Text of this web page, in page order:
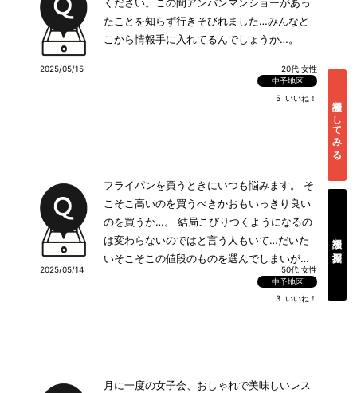
相談をしてみる
相談を深掘り
ください。この間アンパンマンショーがあっ
たことを知らず行きそびれました…みんなど
こから情報手に入れてるんでしょうか…。
2025/05/15
20代 女性
中予地区
5 いいね！
フライパンを買うときにいつも悩みます。 そ
こそこ高いのを買うべきかおもいっきり良い
のを買うか…。 結局こびりつくようになるの
は変わらないのではと言う人もいて…だいた
いそこそこの値段のものを選んでしまいがち
2025/05/14
50代 女性
中予地区
3 いいね！
月に一度の女子会、おしゃれで美味しいレス